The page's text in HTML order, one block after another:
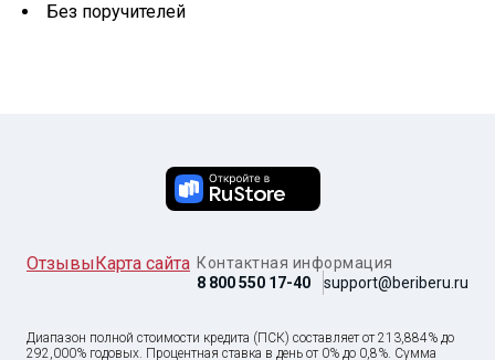
Без поручителей
ОтзывыКарта сайта Контактная информация
8 800 550 17-40
support@beriberu.ru
Диапазон полной стоимости кредита (ПСК) составляет от 213,884% до
292,000% годовых. Процентная ставка в день от 0% до 0,8%. Сумма